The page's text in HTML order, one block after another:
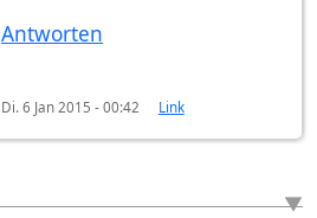
Antworten
Di. 6 Jan 2015 - 00:42 Link